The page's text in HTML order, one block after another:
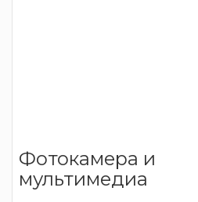
Фотокамера и
мультимедиа